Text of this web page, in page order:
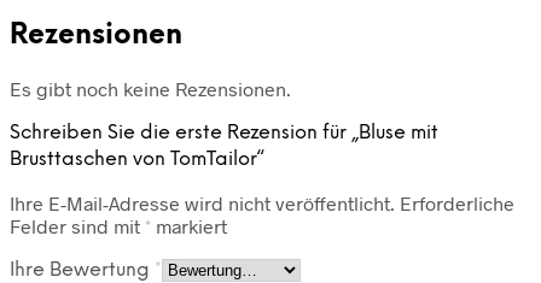
Rezensionen
Es gibt noch keine Rezensionen.
Schreiben Sie die erste Rezension für „Bluse mit
Brusttaschen von TomTailor“
Ihre E-Mail-Adresse wird nicht veröffentlicht. Erforderliche
Felder sind mit * markiert
Ihre Bewertung *